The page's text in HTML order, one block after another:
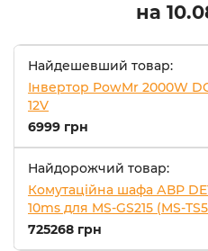
на
Найдешевший товар:
Інвертор PowMr 2000W
12V
6999 грн
Найдорожчий товар:
Комутаційна шафа АВР
10ms для MS-GS215 (MS-
725268 грн